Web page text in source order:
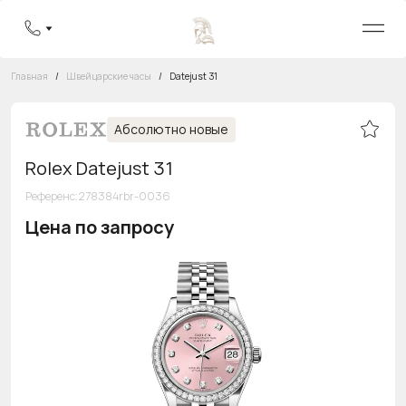
Бесплатная горячая линия8 800 555-95-99
Главная / Швейцарские часы / Datejust 31
Абсолютно новые
Rolex Datejust 31
Референс:278384rbr-0036
Цена по запросу